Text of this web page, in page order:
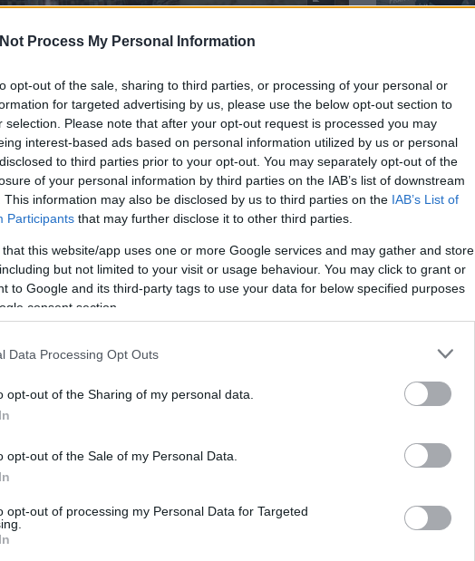
Process My Personal Information
opt-out of the sale, sharing to third parties, or processing of your personal or
for targeted advertising by us, please use the below opt-out section to
selection. Please note that after your opt-out request is processed you may
interest-based ads based on personal information utilized by us or personal
to third parties prior to your opt-out. You may separately opt-out of the
of your personal information by third parties on the IAB’s list of downstream
This information may also be disclosed by us to third parties on the IAB’s List of
Participants that may further disclose it to other third parties.
that this website/app uses one or more Google services and may gather and store
but not limited to your visit or usage behaviour. You may click to grant or
to Google and its third-party tags to use your data for below specified purposes
consent section.
Data Processing Opt Outs
opt-out of the Sharing of my personal data.
opt-out of the Sale of my Personal Data.
opt-out of processing my Personal Data for Targeted
guberált zenei alapokra ülteti a kortárs vallomásos
Ez a cikk először a
fiú ült a kamera előtt és comingoutolt a közönségének
Troye Sivanazt a nézeteltérést próbálta megelőzni, ami az új,
18 éves Sivan nem kívánta elrejteni a szexualitását, ahhoz
pedig a figyelem és az idő mellett korunk egyik
és kapcsolódást csiholhatunk – ahogyan ez egy
félórás anyagában világossá válik.
BELÉPÉS